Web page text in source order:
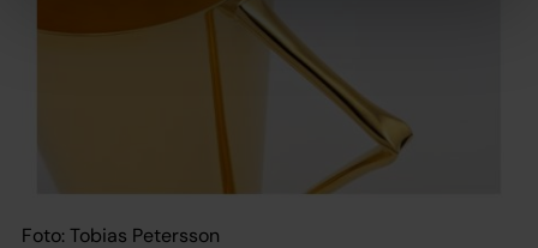
Foto: Tobias Petersson